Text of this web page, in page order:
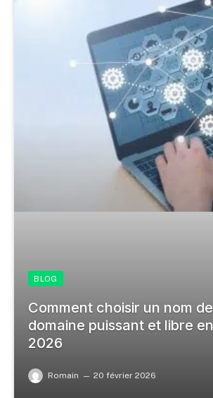
BLOG
Comment choisir un nom de
domaine puissant et libre en
2026
Romain 20 février 2026